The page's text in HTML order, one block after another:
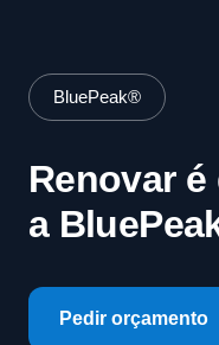
BluePeak®
Renovar
a
Pedir orçamento